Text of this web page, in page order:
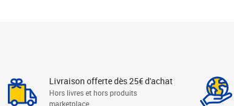
Livraison offerte dès 25€ d'achat
Hors livres et hors produits
marketplace